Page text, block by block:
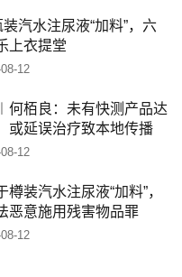
汽水注尿液“加料”，六
上衣提堂
12
何栢良：未有快测产品达
或延误治疗致本地传播
12
装汽水注尿液“加料”，
恶意施用残害物品罪
12